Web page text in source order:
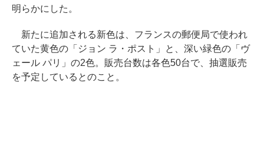
明らかにした。
新たに追加される新色は、フランスの郵便局で使われ
ていた黄色の「ジョン ラ・ポスト」と、深い緑色の「ヴ
ェール パリ」の2色。販売台数は各色50台で、抽選販売
を予定しているとのこと。